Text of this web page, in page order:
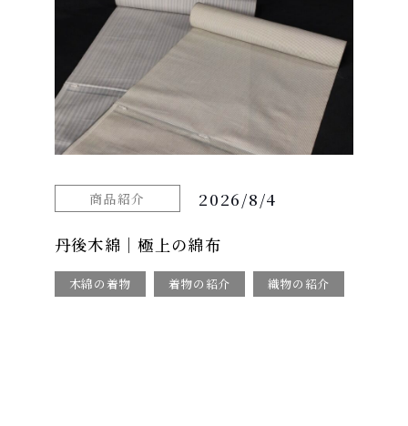
商品紹介 2026/8/4
丹後木綿｜極上の綿布
木綿の着物 着物の紹介 織物の紹介